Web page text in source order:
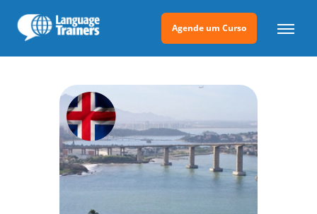
Agende um Curso